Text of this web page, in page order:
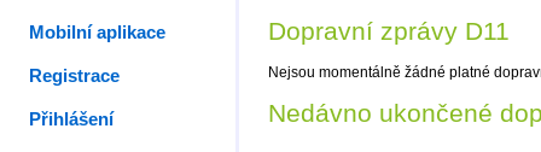
Dopravní zprávy D11
Nejsou momentálně žádné platné
Nedávno ukončené
Mobilní aplikace
Registrace
Přihlášení